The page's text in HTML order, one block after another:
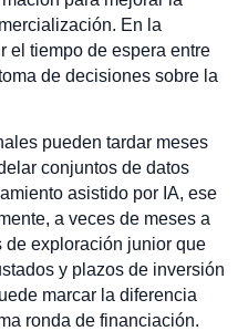
En la
el tiempo de espera entre
de decisiones sobre la
pueden tardar meses
conjuntos de datos
asistido por IA, ese
a veces de meses a
de exploración junior que
y plazos de inversión
marcar la diferencia
ronda de financiación.